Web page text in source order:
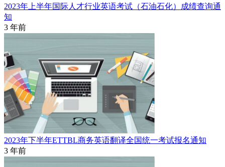
2023年上半年国际人才行业英语考试（石油石化）成绩查询通
知
3 年前
2023年下半年ETTBL商务英语翻译全国统一考试报名通知
3 年前